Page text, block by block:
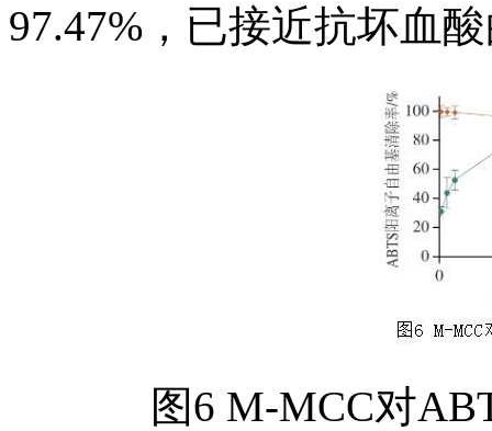
97.47%，已接近抗坏血
图6 M-MCC对